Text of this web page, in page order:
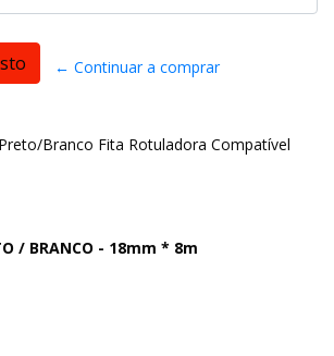
← Continuar a comprar
Branco Fita Rotuladora Compatível
/ BRANCO - 18mm * 8m